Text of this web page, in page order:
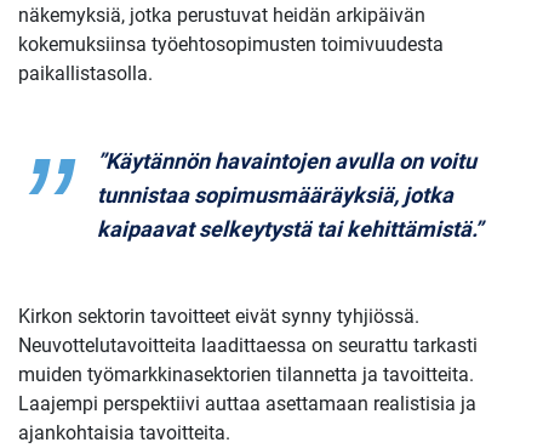
näkemyksiä, jotka perustuvat heidän arkipäivän
kokemuksiinsa työehtosopimusten toimivuudesta
paikallistasolla.
”Käytännön havaintojen avulla on voitu
tunnistaa sopimusmääräyksiä, jotka
kaipaavat selkeytystä tai kehittämistä.”
Kirkon sektorin tavoitteet eivät synny tyhjiössä.
Neuvottelutavoitteita laadittaessa on seurattu tarkasti
muiden työmarkkinasektorien tilannetta ja tavoitteita.
Laajempi perspektiivi auttaa asettamaan realistisia ja
ajankohtaisia tavoitteita.